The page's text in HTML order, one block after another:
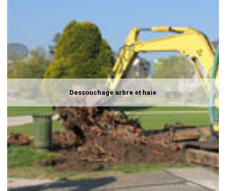
Dessouchage arbre et haie